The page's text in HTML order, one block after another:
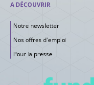
A DÉCOUVRIR
Notre newsletter
Nos offres d'emploi
Pour la presse